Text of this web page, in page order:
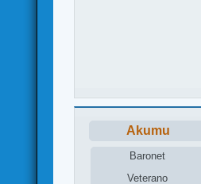
Akumu
Baronet
Veterano